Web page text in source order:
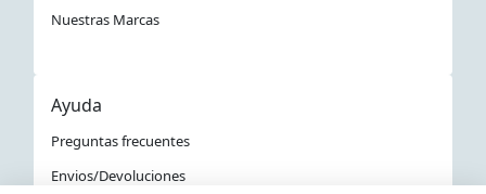
Nuestras Marcas
Ayuda
Preguntas frecuentes
Envios/Devoluciones